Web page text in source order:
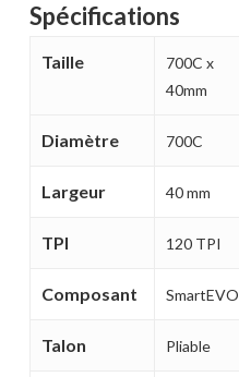
Votre
Spécifications
Taille
700C x
40mm
Diamètre 700C
Largeur 40 mm
TPI 120 TPI
Composant SmartEVO
Talon Pliable